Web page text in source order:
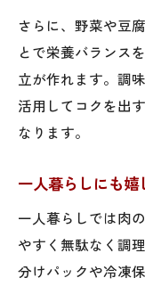
さらに、野菜や豆
とで栄養バランス
立が作れます。調
活用してコクを出
なります。
一人暮らしにも嬉
一人暮らしでは肉
やすく無駄なく調
分けパックや冷凍